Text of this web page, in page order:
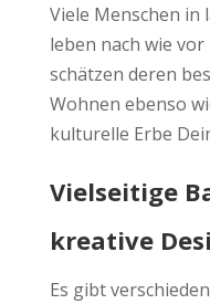
Viele Menschen in
leben nach wie
schätzen deren
Wohnen ebenso
kulturelle Erbe
Vielseitige
kreative
Es gibt